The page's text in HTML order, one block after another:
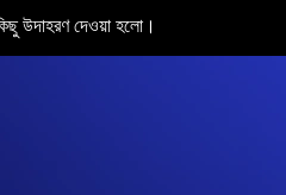
উদাহরণ দেওয়া হলো।